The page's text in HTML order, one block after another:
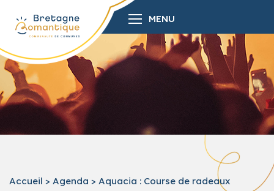
MENU
Accueil > Agenda > Aquacia : Course de radeaux